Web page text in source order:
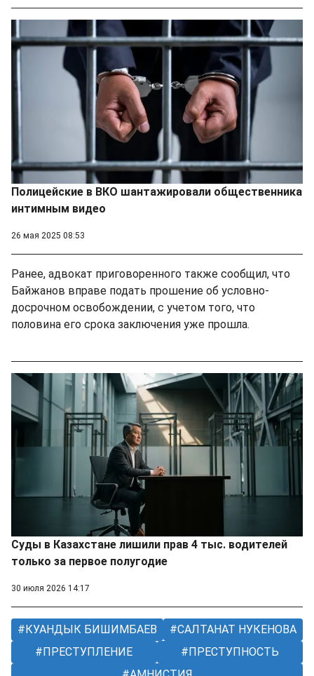
Полицейские в ВКО шантажировали общественника
интимным видео
26 мая 2025 08:53
Ранее, адвокат приговоренного также сообщил, что
Байжанов вправе подать прошение об условно-
досрочном освобождении, с учетом того, что
половина его срока заключения уже прошла.
Суды в Казахстане лишили прав 4 тыс. водителей
только за первое полугодие
30 июля 2026 14:17
КУАНДЫК БИШИМБАЕВ
САЛТАНАТ НУКЕНОВА
ПРЕСТУПЛЕНИЕ
ПРЕСТУПНОСТЬ